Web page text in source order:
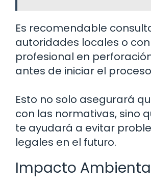
Es recomendable
autoridades locales o
profesional en
antes de iniciar el
Esto no solo asegurará
con las normativas, sino
te ayudará a evitar
legales en el futuro.
Impacto